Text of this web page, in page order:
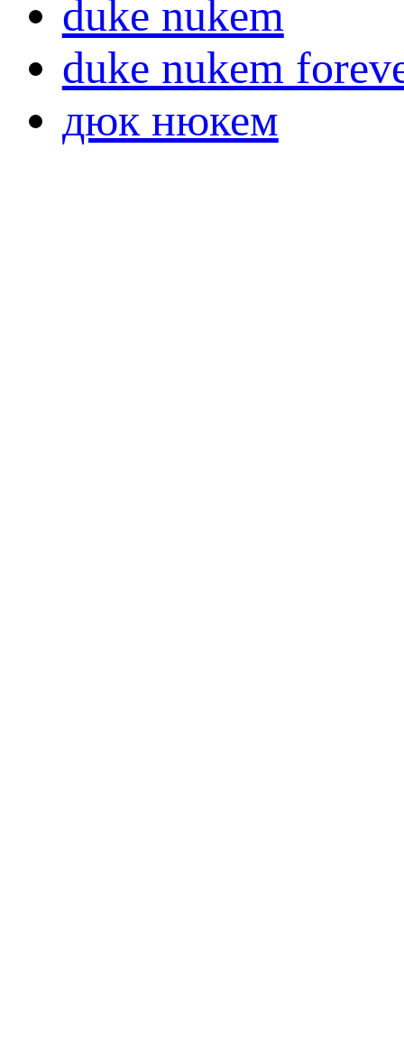
duke nukem
duke nukem
дюк нюкем